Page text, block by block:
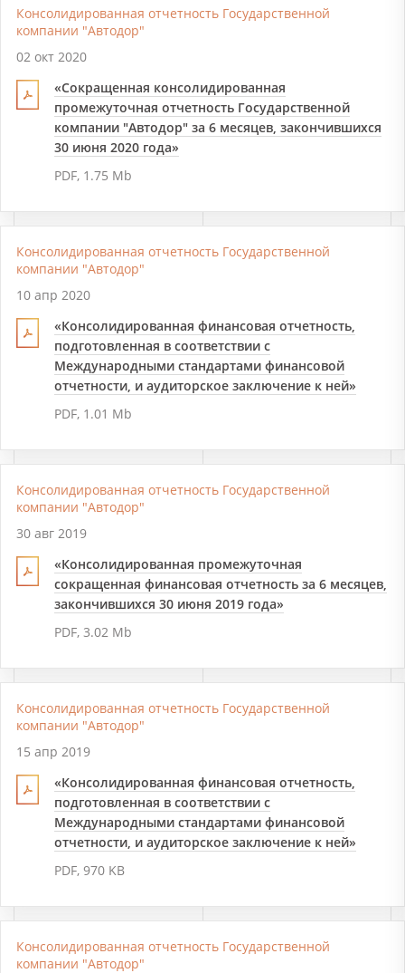
Консолидированная отчетность Государственной
компании "Автодор"
02 окт 2020
«Сокращенная консолидированная
промежуточная отчетность Государственной
компании "Автодор" за 6 месяцев, закончившихся
30 июня 2020 года»
PDF, 1.75 Mb
Консолидированная отчетность Государственной
компании "Автодор"
10 апр 2020
«Консолидированная финансовая отчетность,
подготовленная в соответствии с
Международными стандартами финансовой
отчетности, и аудиторское заключение к ней»
PDF, 1.01 Mb
Консолидированная отчетность Государственной
компании "Автодор"
30 авг 2019
«Консолидированная промежуточная
сокращенная финансовая отчетность за 6 месяцев,
закончившихся 30 июня 2019 года»
PDF, 3.02 Mb
Консолидированная отчетность Государственной
компании "Автодор"
15 апр 2019
«Консолидированная финансовая отчетность,
подготовленная в соответствии с
Международными стандартами финансовой
отчетности, и аудиторское заключение к ней»
PDF, 970 KB
Консолидированная отчетность Государственной
компании "Автодор"